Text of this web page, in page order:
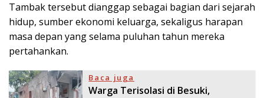
Tambak tersebut dianggap sebagai bagian dari sejarah
hidup, sumber ekonomi keluarga, sekaligus harapan
masa depan yang selama puluhan tahun mereka
pertahankan.
Baca juga
Warga Terisolasi di Besuki,